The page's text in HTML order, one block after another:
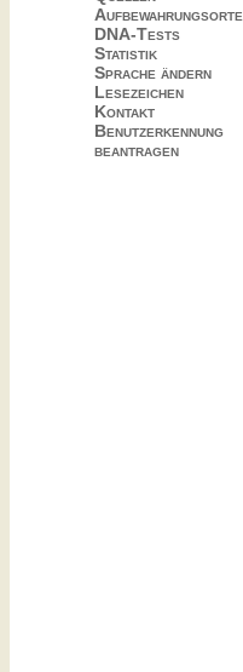
Aufbewahrungsorte
DNA-Tests
Statistik
Sprache ändern
Lesezeichen
Kontakt
Benutzerkennung
beantragen